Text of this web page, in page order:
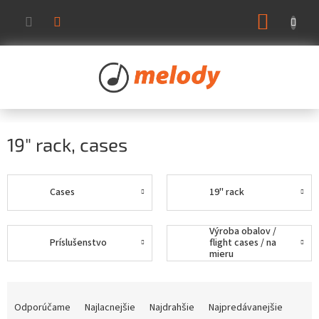
obsah
19" rack, cases
Cases 19" rack
Príslušenstvo
Výroba obalov /
flight cases / na
mieru
Odporúčame Najlacnejšie Najdrahšie
Najpredávanejšie